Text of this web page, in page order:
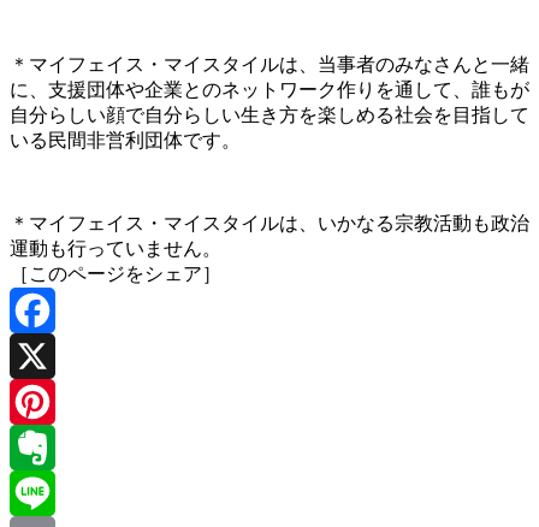
＊マイフェイス・マイスタイルは、当事者のみなさんと一緒
に、支援団体や企業とのネットワーク作りを通して、誰もが
自分らしい顔で自分らしい生き方を楽しめる社会を目指して
いる民間非営利団体です。
＊マイフェイス・マイスタイルは、いかなる宗教活動も政治
運動も行っていません。
［このページをシェア］
Facebook
X
Pinterest
Evernote